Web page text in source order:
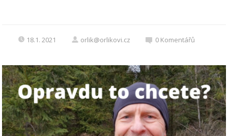
18.1. 2021 orlik@orlikovi.cz 0 Komentářů